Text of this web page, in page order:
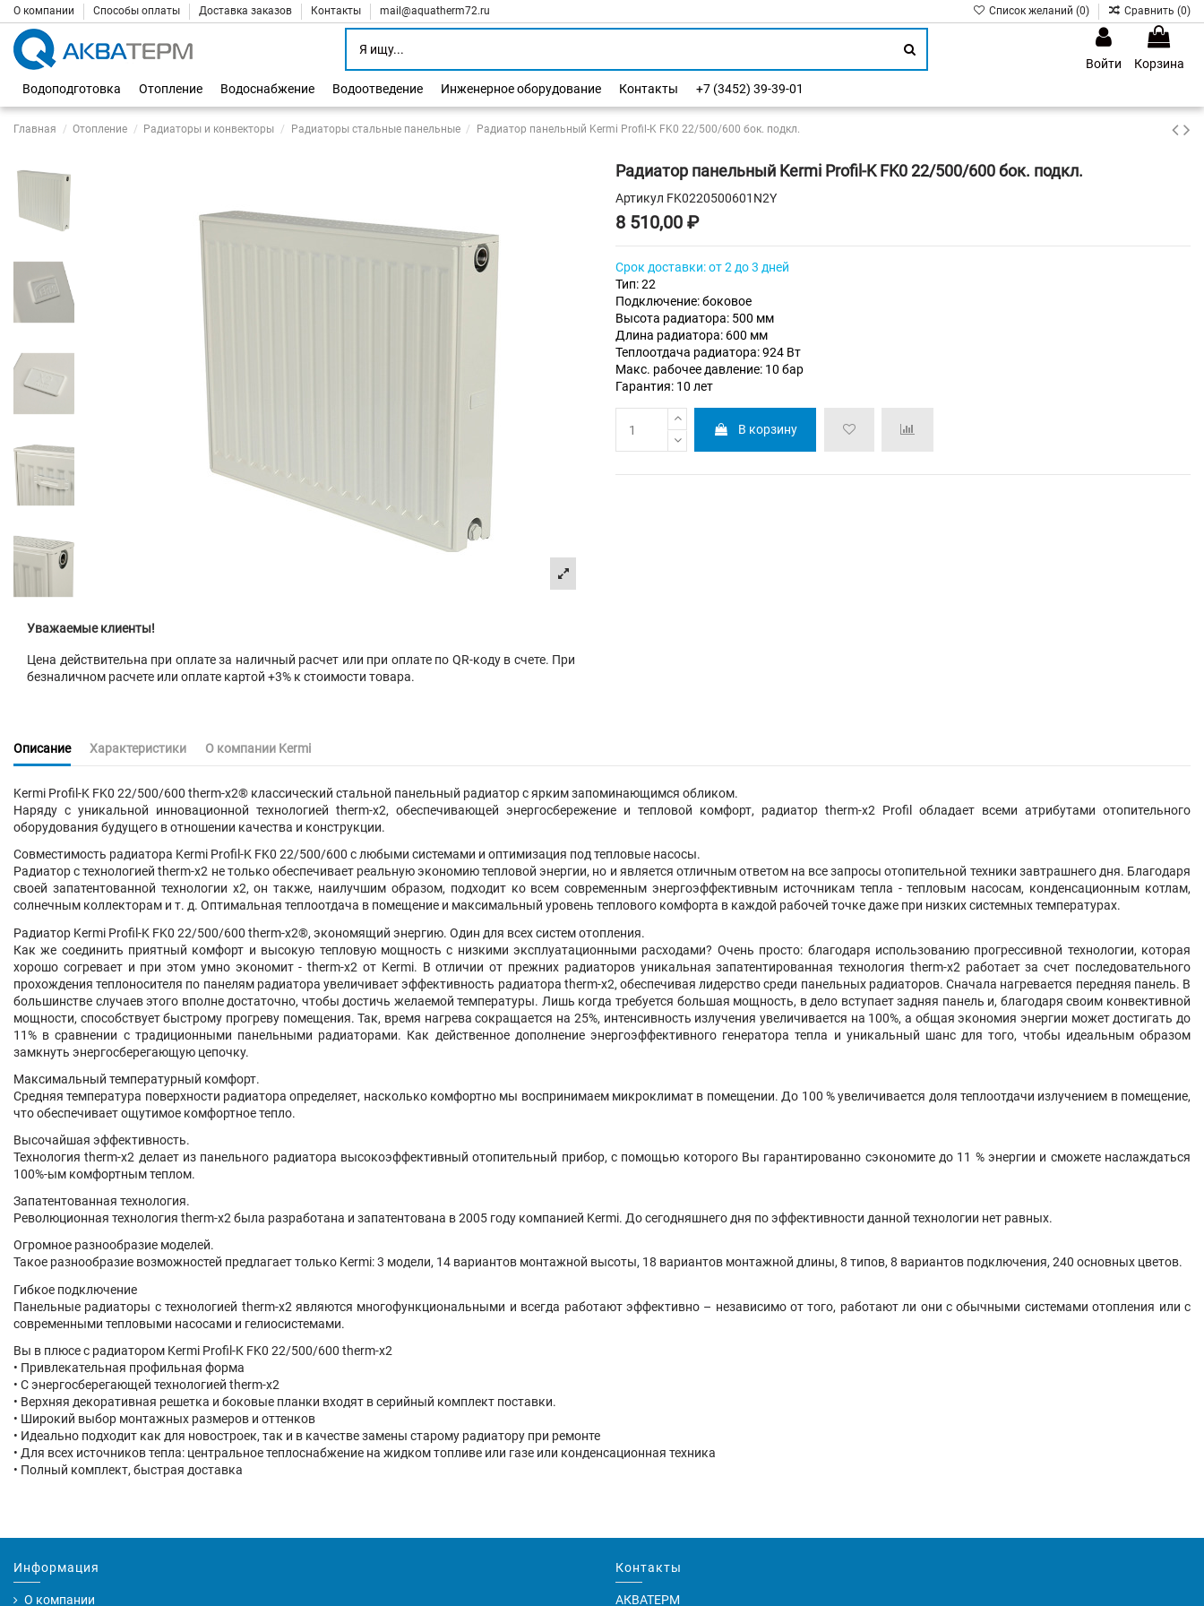
О компании Способы оплаты Доставка заказов Контакты mail@aquatherm72.ru Список желаний (0) Сравнить (0)
Войти
Корзина
Водоподготовка
Отопление Водоснабжение Водоотведение Инженерное оборудование Контакты +7 (3452) 39-39-01
Главная Отопление Радиаторы и конвекторы Радиаторы стальные панельные Радиатор панельный Kermi Profil-K FK0 22/500/600 бок. подкл.
Уважаемые клиенты!
Цена действительна при оплате за наличный расчет или при оплате по QR-коду в счете. При
безналичном расчете или оплате картой +3% к стоимости товара.
Радиатор панельный Kermi Profil-K FK0 22/500/600 бок. подкл.
Артикул FK0220500601N2Y
8 510,00 ₽
Срок доставки: от 2 до 3 дней
Тип: 22
Подключение: боковое
Высота радиатора: 500 мм
Длина радиатора: 600 мм
Теплоотдача радиатора: 924 Вт
Макс. рабочее давление: 10 бар
Гарантия: 10 лет
В корзину
Описание Характеристики О компании Kermi
Kermi Profil-K FK0 22/500/600 therm-x2® классический стальной панельный радиатор с ярким запоминающимся обликом.
Наряду с уникальной инновационной технологией therm-x2, обеспечивающей энергосбережение и тепловой комфорт, радиатор therm-x2 Profil обладает всеми атрибутами отопительного
оборудования будущего в отношении качества и конструкции.
Совместимость радиатора Kermi Profil-K FK0 22/500/600 с любыми системами и оптимизация под тепловые насосы.
Радиатор с технологией therm-x2 не только обеспечивает реальную экономию тепловой энергии, но и является отличным ответом на все запросы отопительной техники завтрашнего дня. Благодаря
своей запатентованной технологии x2, он также, наилучшим образом, подходит ко всем современным энергоэффективным источникам тепла - тепловым насосам, конденсационным котлам,
солнечным коллекторам и т. д. Оптимальная теплоотдача в помещение и максимальный уровень теплового комфорта в каждой рабочей точке даже при низких системных температурах.
Радиатор Kermi Profil-K FK0 22/500/600 therm-x2®, экономящий энергию. Один для всех систем отопления.
Как же соединить приятный комфорт и высокую тепловую мощность с низкими эксплуатационными расходами? Очень просто: благодаря использованию прогрессивной технологии, которая
хорошо согревает и при этом умно экономит - therm-x2 от Kermi. В отличии от прежних радиаторов уникальная запатентированная технология therm-x2 работает за счет последовательного
прохождения теплоносителя по панелям радиатора увеличивает эффективность радиатора therm-x2, обеспечивая лидерство среди панельных радиаторов. Сначала нагревается передняя панель. В
большинстве случаев этого вполне достаточно, чтобы достичь желаемой температуры. Лишь когда требуется большая мощность, в дело вступает задняя панель и, благодаря своим конвективной
мощности, способствует быстрому прогреву помещения. Так, время нагрева сокращается на 25%, интенсивность излучения увеличивается на 100%, а общая экономия энергии может достигать до
11% в сравнении с традиционными панельными радиаторами. Как действенное дополнение энергоэффективного генератора тепла и уникальный шанс для того, чтобы идеальным образом
замкнуть энергосберегающую цепочку.
Максимальный температурный комфорт.
Средняя температура поверхности радиатора определяет, насколько комфортно мы воспринимаем микроклимат в помещении. До 100 % увеличивается доля теплоотдачи излучением в помещение,
что обеспечивает ощутимое комфортное тепло.
Высочайшая эффективность.
Технология therm-x2 делает из панельного радиатора высокоэффективный отопительный прибор, с помощью которого Вы гарантированно сэкономите до 11 % энергии и сможете наслаждаться
100%-ым комфортным теплом.
Запатентованная технология.
Революционная технология therm-x2 была разработана и запатентована в 2005 году компанией Kermi. До сегодняшнего дня по эффективности данной технологии нет равных.
Огромное разнообразие моделей.
Такое разнообразие возможностей предлагает только Kermi: 3 модели, 14 вариантов монтажной высоты, 18 вариантов монтажной длины, 8 типов, 8 вариантов подключения, 240 основных цветов.
Гибкое подключение
Панельные радиаторы с технологией therm-x2 являются многофункциональными и всегда работают эффективно – независимо от того, работают ли они с обычными системами отопления или с
современными тепловыми насосами и гелиосистемами.
Вы в плюсе с радиатором Kermi Profil-K FK0 22/500/600 therm-x2
• Привлекательная профильная форма
• С энергосберегающей технологией therm-x2
• Верхняя декоративная решетка и боковые планки входят в серийный комплект поставки.
• Широкий выбор монтажных размеров и оттенков
• Идеально подходит как для новостроек, так и в качестве замены старому радиатору при ремонте
• Для всех источников тепла: центральное теплоснабжение на жидком топливе или газе или конденсационная техника
• Полный комплект, быстрая доставка
Информация
О компании
Контакты
АКВАТЕРМ